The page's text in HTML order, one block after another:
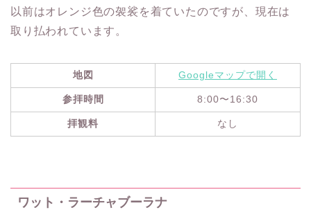
以前はオレンジ色の袈裟を着ていたのですが、現在は
取り払われています。
地図 Googleマップで開く
参拝時間 8:00〜16:30
拝観料 なし
ワット・ラーチャブーラナ